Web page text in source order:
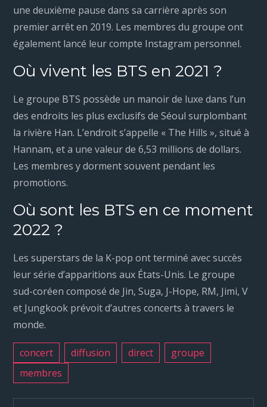
une deuxième pause dans sa carrière après son
premier arrêt en 2019. Les membres du groupe ont
également lancé leur compte Instagram personnel.
Où vivent les BTS en 2021 ?
Le groupe BTS possède un manoir de luxe dans l’un
des endroits les plus exclusifs de Séoul surplombant
la rivière Han. L’endroit s’appelle « The Hills », situé à
Hannam, et a une valeur de 6,53 millions de dollars.
Les membres y dorment souvent pendant les
promotions.
Où sont les BTS en ce moment
2022 ?
Les superstars de la K-pop ont terminé avec succès
leur série d’apparitions aux États-Unis. Le groupe
sud-coréen composé de Jin, Suga, J-Hope, RM, Jimi, V
et Jungkook prévoit d’autres concerts à travers le
monde.
concert diffusion direct
groupe
membres